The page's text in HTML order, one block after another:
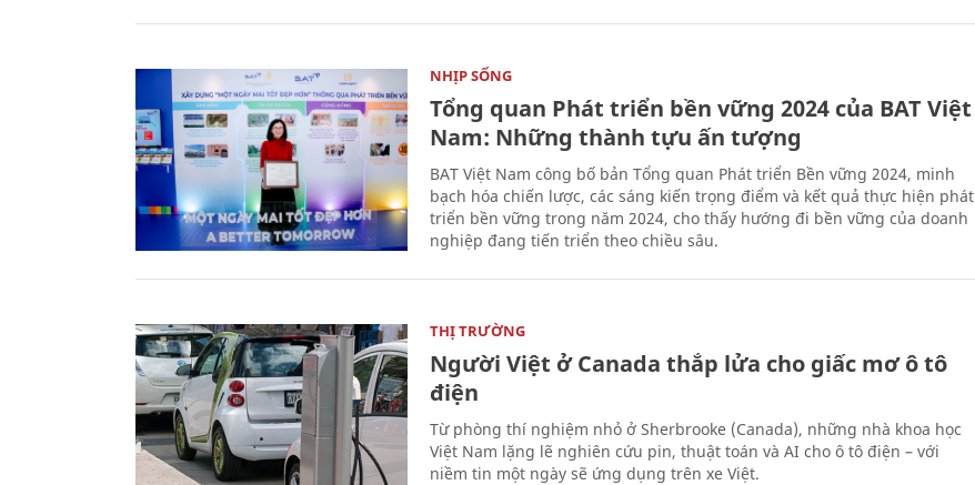
NHỊP SỐNG
Tổng quan Phát triển bền vững 2024 của BAT Việt
Nam: Những thành tựu ấn tượng
BAT Việt Nam công bố bản Tổng quan Phát triển Bền vững 2024, minh
bạch hóa chiến lược, các sáng kiến trọng điểm và kết quả thực hiện phát
triển bền vững trong năm 2024, cho thấy hướng đi bền vững của doanh
nghiệp đang tiến triển theo chiều sâu.
THỊ TRƯỜNG
Người Việt ở Canada thắp lửa cho giấc mơ ô tô
điện
Từ phòng thí nghiệm nhỏ ở Sherbrooke (Canada), những nhà khoa học
Việt Nam lặng lẽ nghiên cứu pin, thuật toán và AI cho ô tô điện – với
niềm tin một ngày sẽ ứng dụng trên xe Việt.